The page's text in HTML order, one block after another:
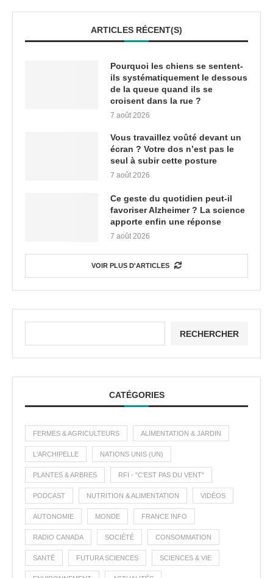
ARTICLES RÉCENT(S)
Pourquoi les chiens se sentent-
ils systématiquement le dessous
de la queue quand ils se
croisent dans la rue ?
7 août 2026
Vous travaillez voûté devant un
écran ? Votre dos n’est pas le
seul à subir cette posture
7 août 2026
Ce geste du quotidien peut-il
favoriser Alzheimer ? La science
apporte enfin une réponse
7 août 2026
VOIR PLUS D'ARTICLES
RECHERCHER
CATÉGORIES
FERMES & AGRICULTEURS ALIMENTATION & JARDIN
L'ARCHIPELLE NATIONS UNIS (UN)
PLANTES & ARBRES RFI - "C'EST PAS DU VENT"
PODCAST NUTRITION & ALIMENTATION VIDÉOS
AUTONOMIE MONDE FRANCE INFO
RADIO CANADA SOCIÉTÉ CONSOMMATION
SANTÉ FUTURA SCIENCES SCIENCES & VIE